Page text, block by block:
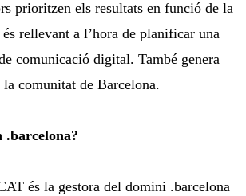
prioritzen els resultats en funció de la
rellevant a l’hora de planificar una
comunicació digital. També genera
comunitat de Barcelona.
.barcelona?
és la gestora del domini .barcelona